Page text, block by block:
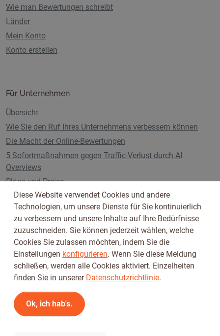
Wie man Bewertungen schreibt
Länder
Mein Konto
Konto erstellen
Für Unternehmen
Übersicht
Wie Sie den Ruf Ihres Unternehmens verbessern können
Die Macht der Online-Bewertungen
5 Sofortmaßnahmen gegen Traffic-Verlust durch AI
Overviews
Pläne und Preise
Folge uns auf
Nutzungsbedingungen
Diese Website verwendet Cookies und andere
Technologien, um unsere Dienste für Sie kontinuierlich
zu verbessern und unsere Inhalte auf Ihre Bedürfnisse
zuzuschneiden. Sie können jederzeit wählen, welche
Cookies Sie zulassen möchten, indem Sie die
Einstellungen konfigurieren. Wenn Sie diese Meldung
schließen, werden alle Cookies aktiviert. Einzelheiten
finden Sie in unserer Datenschutzrichtlinie.
Ok, ich hab's.